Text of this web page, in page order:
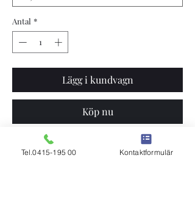
Antal *
Lägg i kundvagn
Köp nu
Robottjur
Kvigtjur
Tel.0415-195 00 Kontaktformulär